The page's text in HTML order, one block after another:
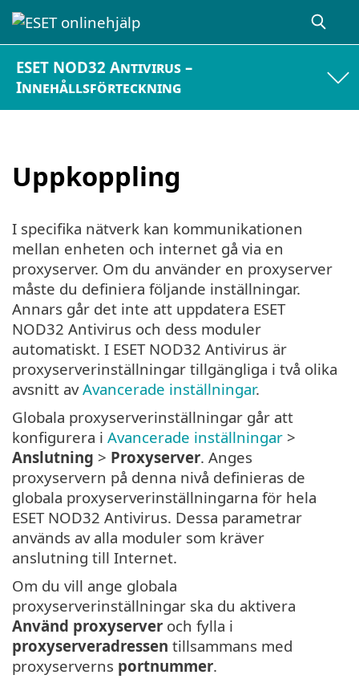
ESET NOD32 Antivirus –
Innehållsförteckning
Uppkoppling
I specifika nätverk kan kommunikationen
mellan enheten och internet gå via en
proxyserver. Om du använder en proxyserver
måste du definiera följande inställningar.
Annars går det inte att uppdatera ESET
NOD32 Antivirus och dess moduler
automatiskt. I ESET NOD32 Antivirus är
proxyserverinställningar tillgängliga i två olika
avsnitt avAvancerade inställningar.
Globala proxyserverinställningar går att
konfigurera i Avancerade inställningar >
Anslutning > Proxyserver. Anges
proxyservern på denna nivå definieras de
globala proxyserverinställningarna för hela
ESET NOD32 Antivirus. Dessa parametrar
används av alla moduler som kräver
anslutning till Internet.
Om du vill ange globala
proxyserverinställningar ska du aktivera
Använd proxyserver och fylla i
proxyserveradressen tillsammans med
proxyserverns portnummer.